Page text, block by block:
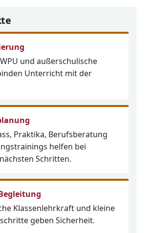
und außerschulische
Unterricht mit der
Praktika, Berufsberatung
helfen bei
Schritten.
Klassenlehrkraft und kleine
geben Sicherheit.